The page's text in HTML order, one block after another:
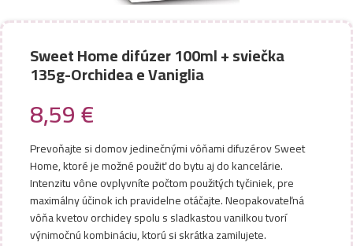
Sweet Home difúzer 100ml + sviečka
135g-Orchidea e Vaniglia
8,59€
Prevoňajte si domov jedinečnými vôňami difuzérov Sweet
Home, ktoré je možné použiť do bytu aj do kancelárie.
Intenzitu vône ovplyvníte počtom použitých tyčiniek, pre
maximálny účinok ich pravidelne otáčajte. Neopakovateľná
vôňa kvetov orchidey spolu s sladkastou vanilkou tvorí
výnimočnú kombináciu, ktorú si skrátka zamilujete.